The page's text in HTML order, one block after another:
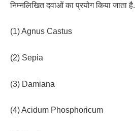
निम्नलिखित दवाओं का प्रयोग किया जाता है.
(1) Agnus Castus
(2) Sepia
(3) Damiana
(4) Acidum Phosphoricum